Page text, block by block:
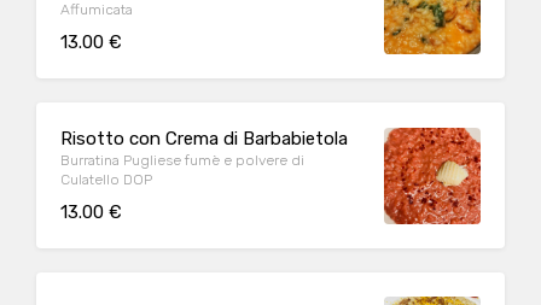
Affumicata
13.00 €
Risotto con Crema di Barbabietola
Burratina Pugliese fumè e polvere di
Culatello DOP
13.00 €